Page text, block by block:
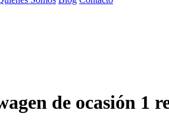
de ocasión 1